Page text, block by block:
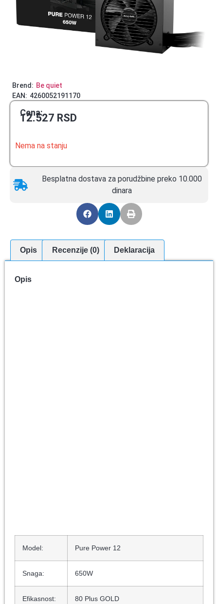
Brend: Be quiet
EAN: 4260052191170
Cena:
12.527 RSD
Nema na stanju
Besplatna dostava za porudžbine preko 10.000
dinara
Opis Recenzije (0) Deklaracija
Opis
Model: Pure Power 12
Snaga: 650W
Efikasnost: 80 Plus GOLD